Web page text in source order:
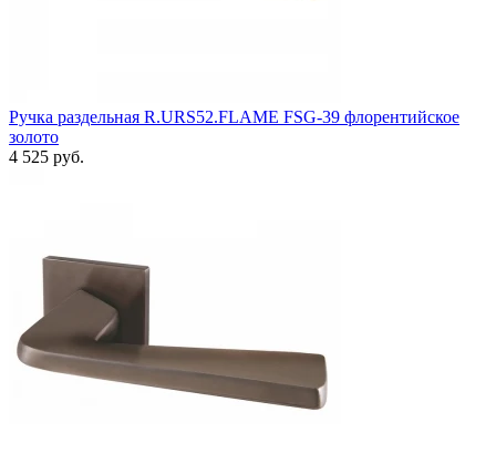
Ручка раздельная R.URS52.FLAME FSG-39 флорентийское
золото
4 525 руб.